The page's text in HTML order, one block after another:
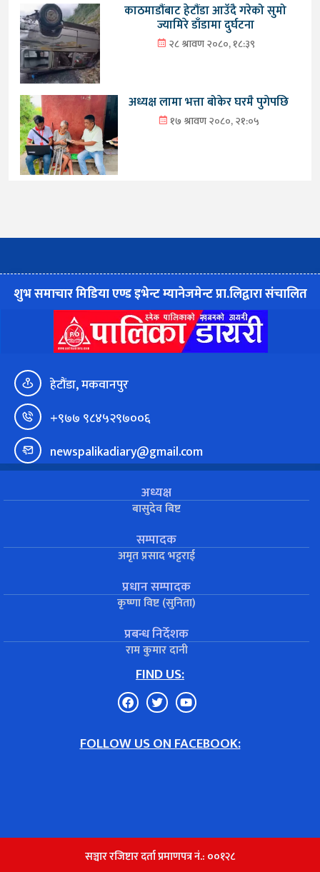
काठमाडौंबाट हेटौंडा आउँदै गरेको सुमो
ज्यामिरे डाँडामा दुर्घटना
२८ श्रावण २०८०, १८:३९
अध्यक्ष लामा भत्ता बोकेर घरमै पुगेपछि
१७ श्रावण २०८०, २१:०५
शुभ समाचार मिडिया एण्ड इभेन्ट म्यानेजमेन्ट प्रा.लिद्वारा संचालित
हेटौंडा, मकवानपुर
+९७७ ९८४५२९७००६
newspalikadiary@gmail.com
अध्यक्ष
बासुदेव बिष्ट
सम्पादक
अमृत प्रसाद भट्टराई
प्रधान सम्पादक
कृष्णा विष्ट (सुनिता)
प्रबन्ध निर्देशक
राम कुमार दानी
FIND US:
FOLLOW US ON FACEBOOK:
सञ्चार रजिष्टार दर्ता प्रमाणपत्र नं.: ००१२८